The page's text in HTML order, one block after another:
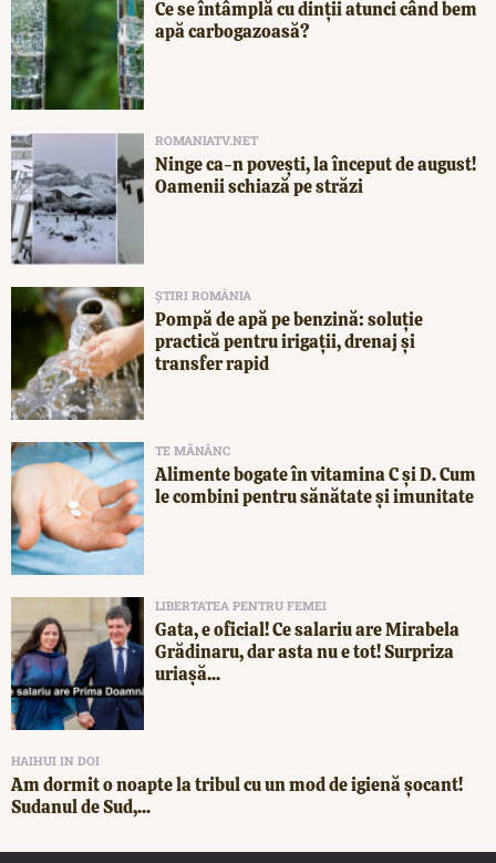
Ce se întâmplă cu dinții atunci când bem
apă carbogazoasă?
ROMANIATV.NET
Ninge ca-n povești, la început de august!
Oamenii schiază pe străzi
ȘTIRI ROMÂNIA
Pompă de apă pe benzină: soluție
practică pentru irigații, drenaj și
transfer rapid
TE MĂNÂNC
Alimente bogate în vitamina C și D. Cum
le combini pentru sănătate și imunitate
LIBERTATEA PENTRU FEMEI
Gata, e oficial! Ce salariu are Mirabela
Grădinaru, dar asta nu e tot! Surpriza
uriașă...
HAIHUI IN DOI
Am dormit o noapte la tribul cu un mod de igienă șocant!
Sudanul de Sud,...